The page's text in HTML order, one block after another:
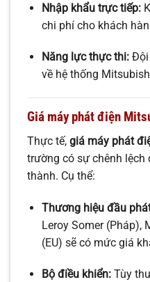
Nhập khẩu trực tiếp:
chi phí cho khách
Năng lực thực thi:Đội
về hệ thống
Giá máy phát điện
Thực tế, giá máy phát
trường có sự chênh lệch
thành. Cụ thể:
Thương hiệu đầu
Leroy Somer (Pháp),
(EU) sẽ có mức giá
Bộ điều khiển:Tùy